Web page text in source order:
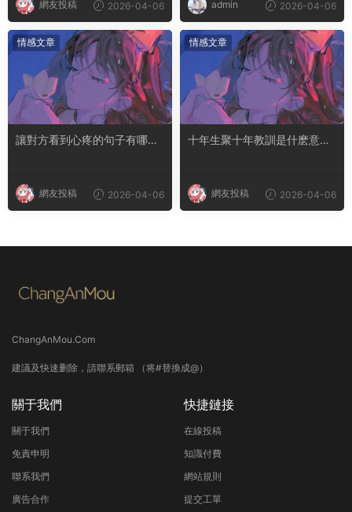
網友投稿 2026-04-06 admin 2026-04-06
情感文章
讓對方看到心疼的句子有哪
網友投稿 2026-04-06
情感文章
十年生聚十年教訓是什麽意思
網友投稿 2026-04-06
ChangAnMou.Com
建議及快速删除，請聯系郵箱 （将#替換成@）
關于我們
關于我們
免責申明
聯系我們
廣告合作
快捷鏈接
在線投稿
知識付費
網站規則
提交工單